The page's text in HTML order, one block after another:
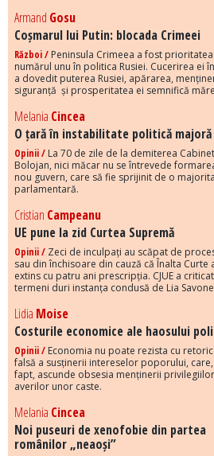
Armand Gosu
Coșmarul lui Putin: blocada Crimeei
Război / Peninsula Crimeea a fost prioritatea
numărul unu în politica Rusiei. Cucerirea ei
a dovedit puterea Rusiei, apărarea,
siguranță și prosperitatea ei semnifică
Melania Cincea
O țară în instabilitate politică majoră
Opinii / La 70 de zile de la demiterea
Bolojan, nici măcar nu se întrevede
nou guvern, care să fie sprijinit de o
parlamentară.
Cristian Campeanu
UE pune la zid Curtea Supremă
Opinii / Zeci de inculpați au scăpat de
sau din închisoare din cauză că Înalta Curte
extins cu patru ani prescripția. CJUE a
termeni duri instanța condusă de Lia
Lidia Moise
Costurile economice ale haosului
Opinii / Economia nu poate rezista cu
falsă a susținerii intereselor poporului,
fapt, ascunde obsesia menținerii
averilor unor caste.
Melania Cincea
Noi puseuri de xenofobie din partea
românilor „neaoși”